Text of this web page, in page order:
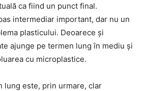
ca fiind un punct final.
intermediar important, dar nu un
plasticului. Deoarece și
ajunge pe termen lung în mediu și
cu microplastice.
lung este, prin urmare, clar